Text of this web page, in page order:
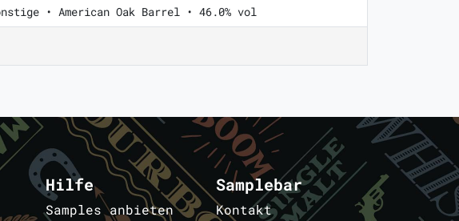
• American Oak Barrel • 46.0% vol
Hilfe
Samples anbieten
Samplebar
Kontakt